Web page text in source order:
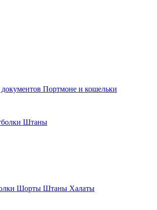
Портмоне и кошельки
Штаны
Шорты Штаны Халаты